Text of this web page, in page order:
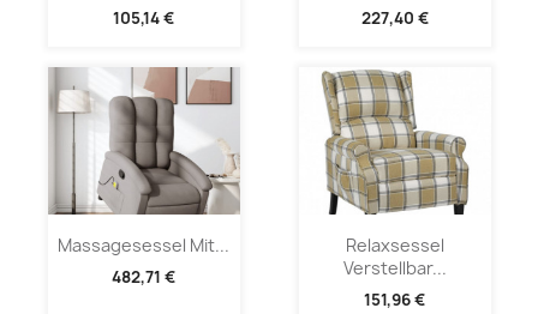
105,14 € 227,40 €
Massagesessel Mit...
482,71 €
Relaxsessel
Verstellbar...
151,96 €